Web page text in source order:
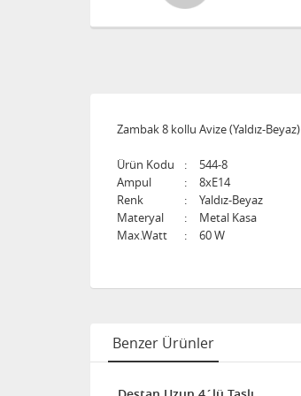
Zambak 8 kollu Avize (Yaldız-Beyaz)
Ürün Kodu :
544-8
Ampul
:
8xE14
Renk
:
Yaldız-Beyaz
Materyal
:
Metal Kasa
Max.Watt
: 60 W
Benzer Ürünler